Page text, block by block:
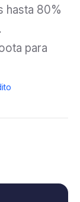
hasta 80%
para